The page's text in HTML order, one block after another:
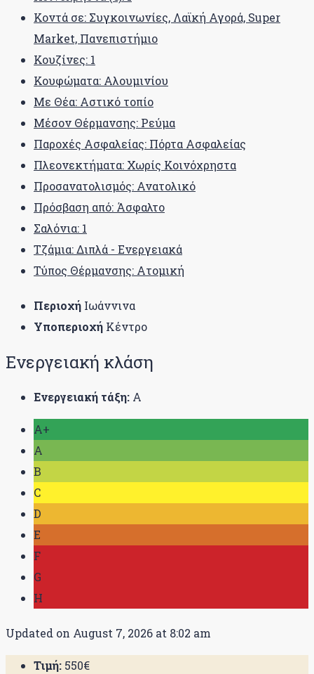
Κοντά σε: Συγκοινωνίες, Λαϊκή Αγορά, Super
Market, Πανεπιστήμιο
Κουζίνες: 1
Κουφώματα: Αλουμινίου
Με Θέα: Αστικό τοπίο
Μέσον Θέρμανσης: Ρεύμα
Παροχές Ασφαλείας: Πόρτα Ασφαλείας
Πλεονεκτήματα: Χωρίς Κοινόχρηστα
Προσανατολισμός: Ανατολικό
Πρόσβαση από: Άσφαλτο
Σαλόνια: 1
Τζάμια: Διπλά - Ενεργειακά
Τύπος Θέρμανσης: Ατομική
Περιοχή Ιωάννινα
Υποπεριοχή Κέντρο
Ενεργειακή κλάση
Ενεργειακή τάξη: Α
A+
A
B
C
D
E
F
G
H
Updated on August 7, 2026 at 8:02 am
Τιμή: 550€